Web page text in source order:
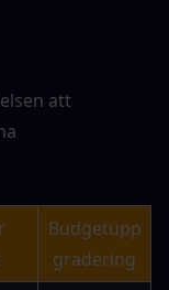
att
Budgetupp
gradering